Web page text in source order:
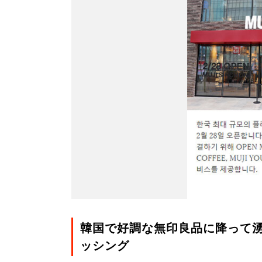
韓国で好調な無印良品に降って
ッシング